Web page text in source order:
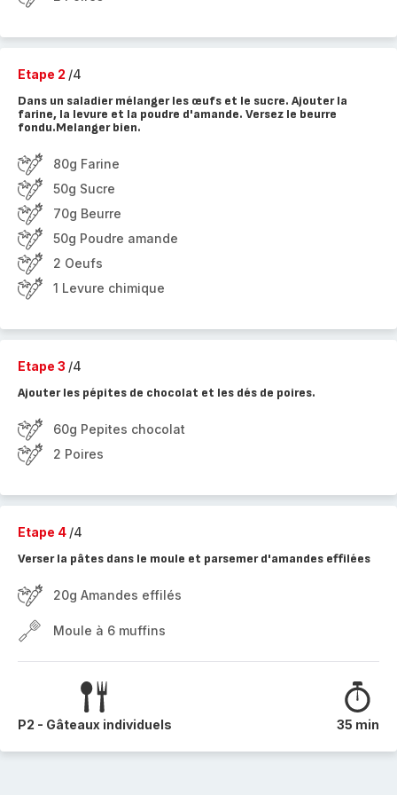
Etape 2 /4
Dans un saladier mélanger les œufs et le sucre. Ajouter la
farine, la levure et la poudre d'amande. Versez le beurre
fondu.Melanger bien.
80g Farine
50g Sucre
70g Beurre
50g Poudre amande
2 Oeufs
1 Levure chimique
Etape 3 /4
Ajouter les pépites de chocolat et les dés de poires.
60g Pepites chocolat
2 Poires
Etape 4 /4
Verser la pâtes dans le moule et parsemer d'amandes effilées
20g Amandes effilés
Moule à 6 muffins
P2 - Gâteaux individuels 35 min